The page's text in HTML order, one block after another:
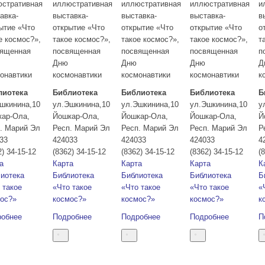
«Что
космос?»,
Ола
Марий Эл
34-15-12
иллюстративная
выставка-
открытие «Что
такое космос?»,
посвященная
Дню
космонавтики
Библиотека
ул.Эшкинина,10
Йошкар-Ола
Респ. Марий Эл
424033
(8362) 34-15-12
Карта
Библиотека
«Что такое
космос?»
Подробнее
иллюстративная
выставка-
открытие «Что
такое космос?»,
посвященная
Дню
космонавтики
Библиотека
ул.Эшкинина,10
Йошкар-Ола
Респ. Марий Эл
424033
(8362) 34-15-12
Карта
Библиотека
«Что такое
космос?»
Подробнее
иллюстративная
выставка-
открытие «Что
такое космос?»,
посвященная
Дню
космонавтики
Библиотека
ул.Эшкинина,10
Йошкар-Ола
Респ. Марий Эл
424033
(8362) 34-15-12
Карта
Библиотека
«Что такое
космос?»
Подробнее